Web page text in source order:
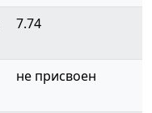
7.74
не присвоен